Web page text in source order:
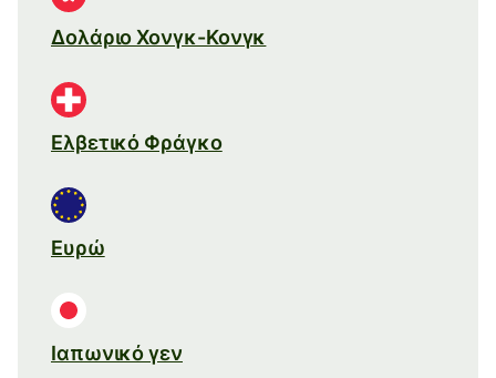
Δολάριο Χονγκ-Κονγκ
Ελβετικό Φράγκο
Ευρώ
Ιαπωνικό γεν